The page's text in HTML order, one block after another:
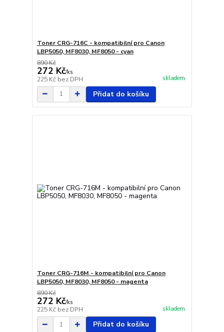
Toner CRG-716C - kompatibilní pro Canon
LBP5050, MF8030, MF8050 - cyan
890 Kč
272 Kč/ks
225 Kč bez DPH skladem
Přidat do košíku
Toner CRG-716M - kompatibilní pro Canon
LBP5050, MF8030, MF8050 - magenta
890 Kč
272 Kč/ks
225 Kč bez DPH skladem
Přidat do košíku